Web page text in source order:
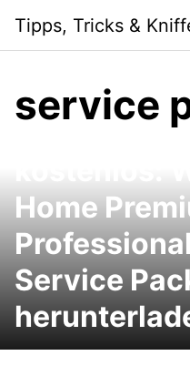
content
Tipps, Tricks &
service
Windows 7
Home
Service